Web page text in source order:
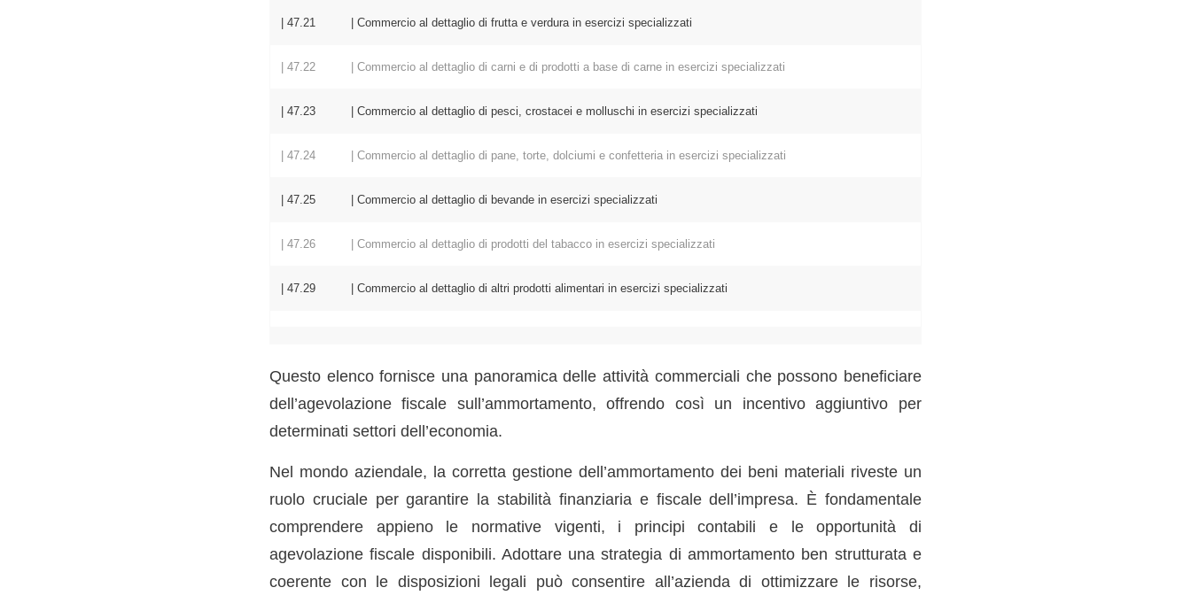
| 47.21 | Commercio al dettaglio di frutta e verdura in esercizi specializzati
| 47.22 | Commercio al dettaglio di carni e di prodotti a base di carne in esercizi specializzati
| 47.23 | Commercio al dettaglio di pesci, crostacei e molluschi in esercizi specializzati
| 47.24 | Commercio al dettaglio di pane, torte, dolciumi e confetteria in esercizi specializzati
| 47.25 | Commercio al dettaglio di bevande in esercizi specializzati
| 47.26 | Commercio al dettaglio di prodotti del tabacco in esercizi specializzati
| 47.29 | Commercio al dettaglio di altri prodotti alimentari in esercizi specializzati
Questo elenco fornisce una panoramica delle attività commerciali che possono beneficiare
dell’agevolazione fiscale sull’ammortamento, offrendo così un incentivo aggiuntivo per
determinati settori dell’economia.
Nel mondo aziendale, la corretta gestione dell’ammortamento dei beni materiali riveste un
ruolo cruciale per garantire la stabilità finanziaria e fiscale dell’impresa. È fondamentale
comprendere appieno le normative vigenti, i principi contabili e le opportunità di
agevolazione fiscale disponibili. Adottare una strategia di ammortamento ben strutturata e
coerente con le disposizioni legali può consentire all’azienda di ottimizzare le risorse,